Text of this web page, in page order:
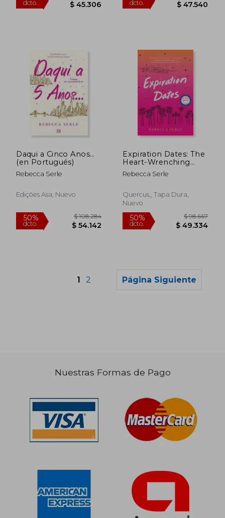
50%
dcto.
$ 123.023 50%
dcto.
50%
dcto.
$ 128.629 50%
dcto.
Daqui a Cinco Anos…
(en Portugués)
Rebecca Serle
Edições Asa, Nuevo
Expiration Dates: The
Heart-Wrenching
new Love Story From
the Bestselling
Years
Rebecca Serle
Quercus,, Tapa Dura,
Nuevo
1 2 Página Siguiente
Nuestras Formas de Pago